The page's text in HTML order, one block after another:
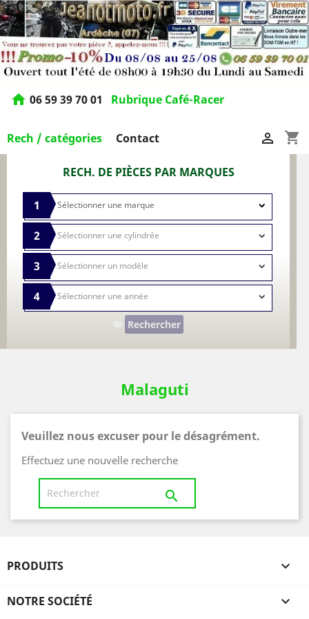
home 06 59 39 70 01 Rubrique Café-Racer
Rech / catégories Contact shopping_cart

RECH. DE PIÈCES PAR MARQUES
1
2
3
4
Rechercher
Malaguti
Veuillez nous excuser pour le désagrément.
Effectuez une nouvelle recherche

PRODUITS 
NOTRE SOCIÉTÉ 